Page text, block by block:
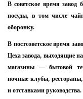
В советское время завод
посуды, в том числе
оборонку.
В постсоветское время
Цеха завода, выходящие
магазины — бытовой
ночные клубы,
и отставками руководства.
Я согласен с
защиты